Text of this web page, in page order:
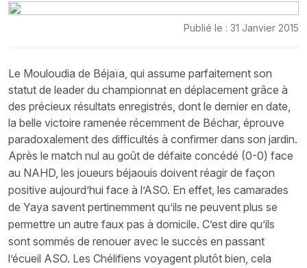
Publié le : 31 Janvier 2015
Le Mouloudia de Béjaïa, qui assume parfaitement son
statut de leader du championnat en déplacement grâce à
des précieux résultats enregistrés, dont le dernier en date,
la belle victoire ramenée récemment de Béchar, éprouve
paradoxalement des difficultés à confirmer dans son jardin.
Après le match nul au goût de défaite concédé (0-0) face
au NAHD, les joueurs béjaouis doivent réagir de façon
positive aujourd’hui face à l’ASO. En effet, les camarades
de Yaya savent pertinemment qu’ils ne peuvent plus se
permettre un autre faux pas à domicile. C’est dire qu’ils
sont sommés de renouer avec le succès en passant
l’écueil ASO. Les Chélifiens voyagent plutôt bien, cela